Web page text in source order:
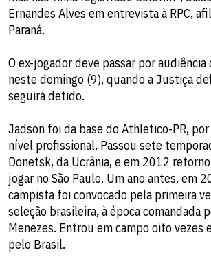
Ernandes Alves em entrevista à RPC,
Paraná.
O ex-jogador deve passar por
neste domingo (9), quando a Justiça
seguirá detido.
Jadson foi da base do Athletico-PR,
nível profissional. Passou sete
Donetsk, da Ucrânia, e em 2012
jogar no São Paulo. Um ano antes, em
campista foi convocado pela primeira
seleção brasileira, à época comandada
Menezes. Entrou em campo oito vezes
pelo Brasil.